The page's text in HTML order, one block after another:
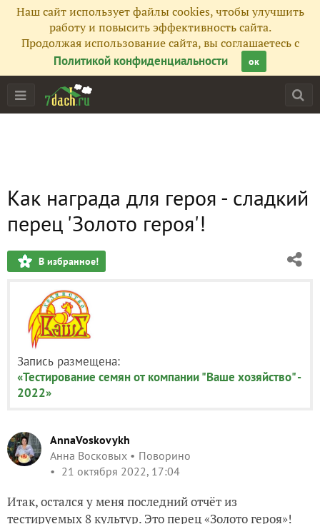
Наш сайт использует файлы cookies, чтобы улучшить
работу и повысить эффективность сайта.
Продолжая использование сайта, вы соглашаетесь с
Политикой конфиденциальности
ок
Как награда для героя - сладкий
перец 'Золото героя'!
В избранное!
Запись размещена:
«Тестирование семян от компании "Ваше хозяйство" -
2022»
AnnaVoskovykh
Анна Восковых
Поворино
21 октября 2022, 17:04
Итак, остался у меня последний отчёт из
тестируемых 8 культур. Этоперец «Золото героя»!